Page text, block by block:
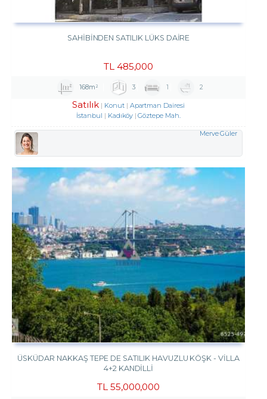
SAHIBINDEN SATILIK LÜKS DAIRE
TL485,000
168m² 3 1 2
Satılık Konut
Apartman Dairesi
İstanbul
Kadıköy Göztepe Mah.
Merve Güler
ÜSKÜDAR NAKKAŞ TEPE DE SATILIK HAVUZLU KÖŞK - VILLA
4+2 KANDILLI
TL55,000,000